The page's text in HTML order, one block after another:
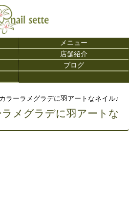
メニュー
店舗紹介
ブログ
ラーラメグラデに羽アートなネイル♪
メグラデに羽アートな